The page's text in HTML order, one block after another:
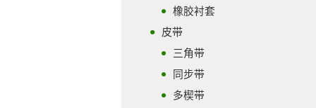
橡胶衬套
皮带
三角带
同步带
多楔带